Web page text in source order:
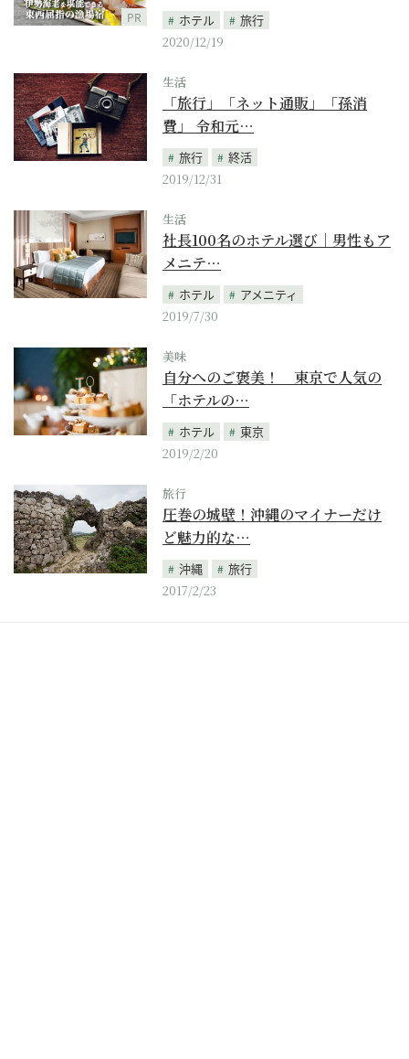
PR ホテル
旅行
2020/12/19
生活
「旅行」「ネット通販」「孫消
費」 令和元…
旅行
終活
2019/12/31
生活
社長100名のホテル選び｜男性もア
メニテ…
ホテル
アメニティ
2019/7/30
美味
自分へのご褒美！ 東京で人気の
「ホテルの…
ホテル
東京
2019/2/20
旅行
圧巻の城壁！沖縄のマイナーだけ
ど魅力的な…
沖縄
旅行
2017/2/23